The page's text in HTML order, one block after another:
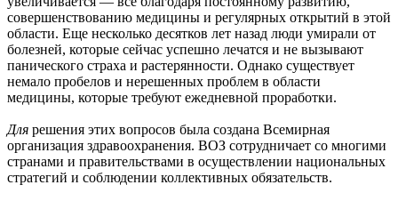
совершенствованию медицины и регулярных открытий в этой
области. Еще несколько десятков лет назад люди умирали от
болезней, которые сейчас успешно лечатся и не вызывают
панического страха и растерянности. Однако существует
немало пробелов и нерешенных проблем в области
медицины, которые требуют ежедневной проработки.
Для решения этих вопросов была создана Всемирная
организация здравоохранения. ВОЗ сотрудничает со многими
странами и правительствами в осуществлении национальных
стратегий и соблюдении коллективных обязательств.